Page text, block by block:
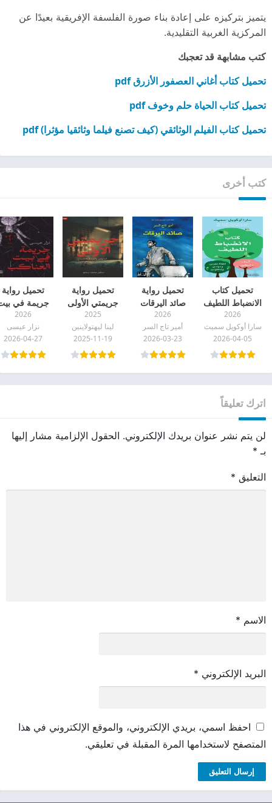
يتميز بتركيزه على إعادة بناء صورة الفلسفة الإفريقية بعيدًا عن
المركزية الغربية التقليدية.
كتب مشابهة قد تعجبك
تحميل كتاب أغاني العصفور الأزرق pdf
تحميل كتاب الحياة حلم وخوف pdf
تحميل كتاب الفيلم الوثائقي (كيف تصنع فيلما وثائقيا مؤثرا) pdf
كتب أخرى
تحميل كتاب
الانضباط اللطيف
pdf
2026
سارا أوكويل سميث
2026-04-05
تحميل رواية
صائد اليرقات
pdf
2026
أمير تاج السر
2026-03-23
تحميل رواية
جريمتي الأولى
pdf
2025
لينا ليهتولاينين
2025-11-19
تحميل رواية
جريمة في
العناكب pdf
2026
نزار عيسى
2026-04-27
اترك تعليقاً
لن يتم نشر عنوان بريدك الإلكتروني. الحقول الإلزامية مشار إليها
بـ *
التعليق *
الاسم *
البريد الإلكتروني *
احفظ اسمي، بريدي الإلكتروني، والموقع الإلكتروني في هذا
المتصفح لاستخدامها المرة المقبلة في تعليقي.